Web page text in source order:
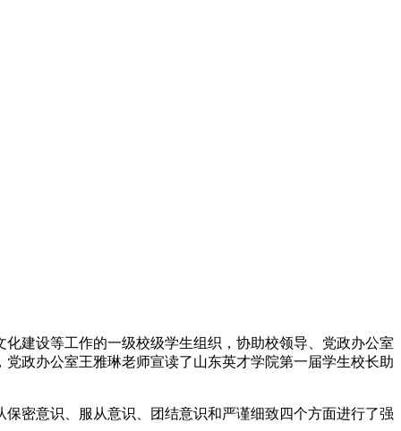
建设等工作的一级校级学生组织，协助校领导、党政办公室
政办公室王雅琳老师宣读了山东英才学院第一届学生校长助
密意识、服从意识、团结意识和严谨细致四个方面进行了强